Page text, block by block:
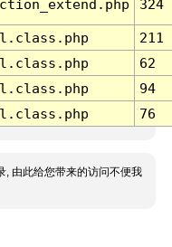
324
211
62
94
76
, 由此给您带来的访问不便我